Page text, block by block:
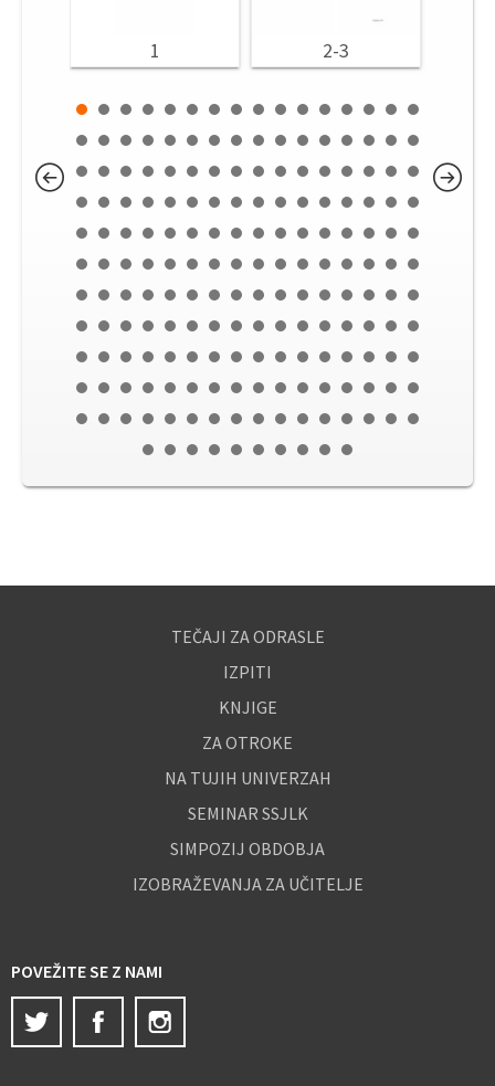
1 2-3
TEČAJI ZA ODRASLE
IZPITI
KNJIGE
ZA OTROKE
NA TUJIH UNIVERZAH
SEMINAR SSJLK
SIMPOZIJ OBDOBJA
IZOBRAŽEVANJA ZA UČITELJE
POVEŽITE SE Z NAMI
Twitter
Facebook